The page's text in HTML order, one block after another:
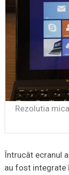
Rezolutia
Întrucât ecranul
au fost integrate